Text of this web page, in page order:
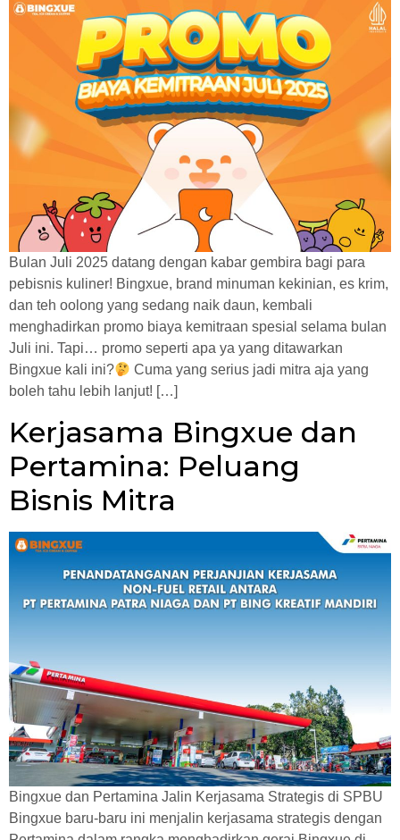
Bulan Juli 2025 datang dengan kabar gembira bagi para
pebisnis kuliner! Bingxue, brand minuman kekinian, es krim,
dan teh oolong yang sedang naik daun, kembali
menghadirkan promo biaya kemitraan spesial selama bulan
Juli ini. Tapi… promo seperti apa ya yang ditawarkan
Bingxue kali ini?
Cuma yang serius jadi mitra aja yang
boleh tahu lebih lanjut! […]
Kerjasama Bingxue dan
Pertamina: Peluang
Bisnis Mitra
Bingxue dan Pertamina Jalin Kerjasama Strategis di SPBU
Bingxue baru-baru ini menjalin kerjasama strategis dengan